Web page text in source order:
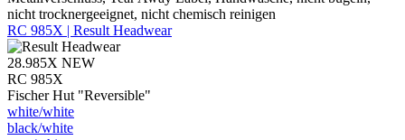
nicht trocknergeeignet, nicht chemisch reinigen
RC 985X | Result Headwear
28.985X NEW
RC 985X
Fischer Hut "Reversible"
white/​white
black/​white